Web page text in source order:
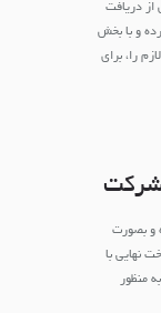
از دریافت
و با بخش
را، برای
و بصورت
نهایی با
منظور